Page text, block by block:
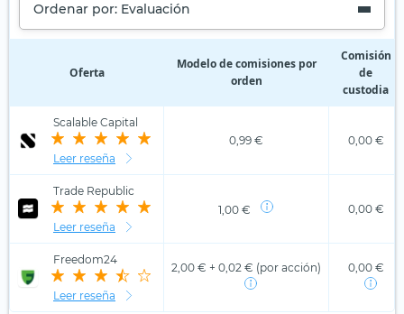
Ordenar por: Evaluación
Oferta
Modelo de comisiones por
orden
Comisión
de
custodia
Scalable Capital
Leer reseña
0,99 € 0,00 €
Trade Republic
Leer reseña
1,00 € 0,00 €
Freedom24
Leer reseña
2,00 € + 0,02 € (por acción) 0,00 €